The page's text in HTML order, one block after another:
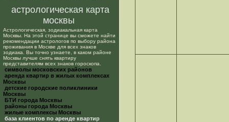
астрологическая карта
москвы
Астрологическая, зодиакальная карта
Москвы. На этой странице вы сможете найти
рекомендации астрологов по выбору района
проживания в Москве для всех знаков
зодиака. Вы точно узнаете, в каком районе
Москвы лучше снять квартиру
представителям всех знаков гороскопа.
cимволы московских районов
аренда квартир в жилых комплексах
Москвы
детские городские поликлиники
Москвы
БТИ города Москвы
районы города Москвы
жилые комплексы Москвы
база клиентов по аренде квартир